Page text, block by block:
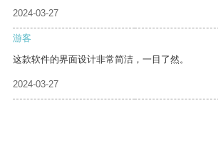
2024-03-27
游客
这款软件的界面设计非常简洁，一目了然。
2024-03-27